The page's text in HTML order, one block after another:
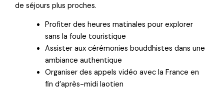
de séjours plus proches.
Profiter des heures matinales pour explorer
sans la foule touristique
Assister aux cérémonies bouddhistes dans une
ambiance authentique
Organiser des appels vidéo avec la France en
fin d’après-midi laotien